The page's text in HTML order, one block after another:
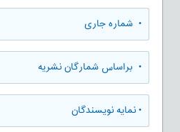
• شماره جاری
• براساس شمارگان نشریه
•نمایه نویسندگان